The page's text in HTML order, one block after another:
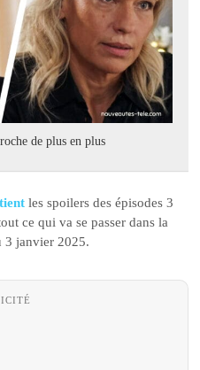
de plus en plus
les spoilers des épisodes 3
ce qui va se passer dans la
3 janvier 2025.